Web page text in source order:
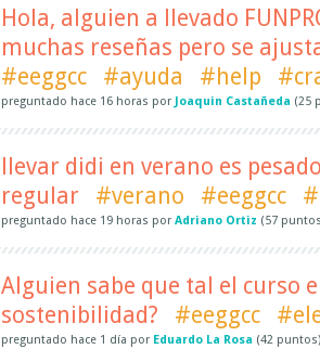
Hola, alguien a llevado
muchas reseñas pero se
#eeggcc
#ayuda #help
preguntado hace 16 horas por Joaquin Castañeda (25
llevar didi en verano es
regular
#verano #eeggcc
preguntado hace 19 horas por Adriano Ortiz (57
Alguien sabe que tal el curso
sostenibilidad?
#eeggcc
preguntado hace 1 día por Eduardo La Rosa (42 puntos)